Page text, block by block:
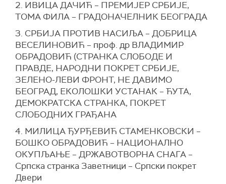
2. ИВИЦА ДАЧИЋ – ПРЕМИЈЕР СРБИЈЕ,
ТОМА ФИЛА – ГРАДОНАЧЕЛНИК БЕОГРАДА
3. СРБИЈА ПРОТИВ НАСИЉА – ДОБРИЦА
ВЕСЕЛИНОВИЋ – проф. др ВЛАДИМИР
ОБРАДОВИЋ (СТРАНКА СЛОБОДЕ И
ПРАВДЕ, НАРОДНИ ПОКРЕТ СРБИЈЕ,
ЗЕЛЕНО-ЛЕВИ ФРОНТ, НЕ ДАВИМО
БЕОГРАД, ЕКОЛОШКИ УСТАНАК – ЋУТА,
ДЕМОКРАТСКА СТРАНКА, ПОКРЕТ
СЛОБОДНИХ ГРАЂАНA
4. МИЛИЦА ЂУРЂЕВИЋ СТАМЕНКОВСКИ –
БОШКО ОБРАДОВИЋ – НАЦИОНАЛНО
ОКУПЉАЊЕ – ДРЖАВОТВОРНА СНАГА –
Српска странка Заветници – Српски покрет
Двери